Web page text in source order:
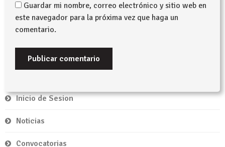
Guardar mi nombre, correo electrónico y sitio web en
este navegador para la próxima vez que haga un
comentario.
Inicio de Sesion
Noticias
Convocatorias